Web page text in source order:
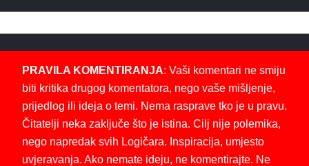
PRAVILA KOMENTIRANJA: Vaši komentari ne smiju
biti kritika drugog komentatora, nego vaše mišljenje,
prijedlog ili ideja o temi. Nema rasprave tko je u pravu.
Čitatelji neka zaključe što je istina. Cilj nije polemika,
nego napredak svih Logičara. Inspiracija, umjesto
uvjeravanja. Ako nemate ideju, ne komentirajte. Ne